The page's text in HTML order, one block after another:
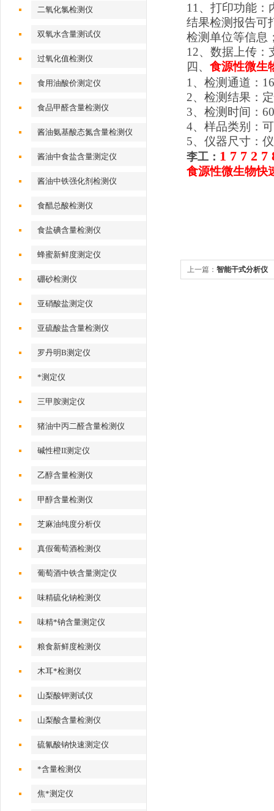
二氧化氯检测仪
双氧水含量测试仪
过氧化值检测仪
食用油酸价测定仪
食品甲醛含量检测仪
酱油氨基酸态氮含量检测仪
酱油中食盐含量测定仪
酱油中铁强化剂检测仪
食醋总酸检测仪
食盐碘含量检测仪
蜂蜜新鲜度测定仪
硼砂检测仪
亚硝酸盐测定仪
亚硫酸盐含量检测仪
罗丹明B测定仪
*测定仪
三甲胺测定仪
猪油中丙二醛含量检测仪
碱性橙II测定仪
乙醇含量检测仪
甲醇含量检测仪
芝麻油纯度分析仪
真假葡萄酒检测仪
葡萄酒中铁含量测定仪
味精硫化钠检测仪
味精*钠含量测定仪
粮食新鲜度检测仪
木耳*检测仪
山梨酸钾测试仪
山梨酸含量检测仪
硫氰酸钠快速测定仪
*含量检测仪
焦*测定仪
11、打印功能：
结果检测报告可
检测单位等信息
12、数据上传：
四、 食源性微生
1、检测通道：
2、检测结果：
3、检测时间：
4、样品类别：
5、仪器尺寸：
李工： 1 7 7 2 7
食源性微生物快
上一篇： 智能干式分析仪